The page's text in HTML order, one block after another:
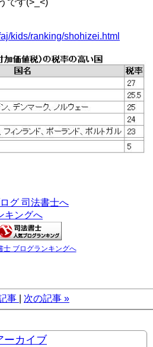
です(>_<)
kids/ranking/shohizei.html
キングへ
士 ブログランキングへ
事 次の記事 »
ーカイブ